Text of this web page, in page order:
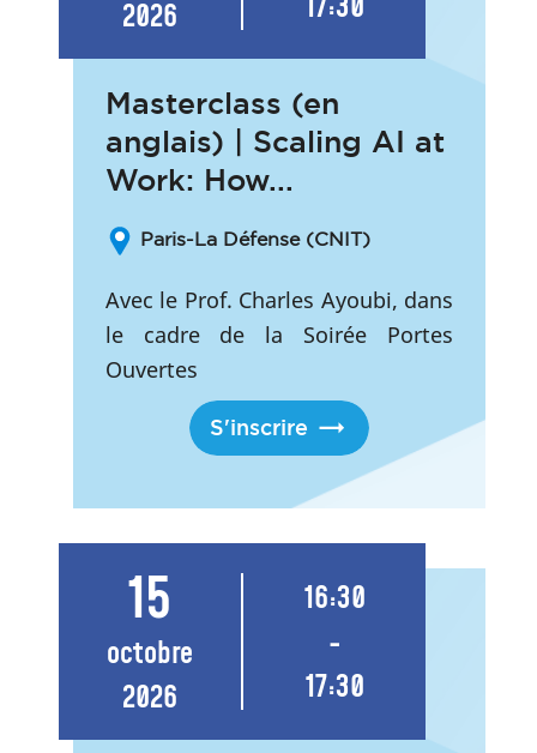
2026
Masterclass (en
anglais) | Scaling AI at
Work: How...
Paris-La Défense (CNIT)
Avec le Prof. Charles Ayoubi, dans
le cadre de la Soirée Portes
Ouvertes
S'inscrire
15
octobre
2026
16:30
-
17:30